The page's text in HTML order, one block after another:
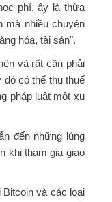
phí, ấy là thừa
mà nhiều chuyên
hóa, tài sản".
và rất cần phải
có thể thu thuế
pháp luật một xu
đến những lúng
khi tham gia giao
và các loại